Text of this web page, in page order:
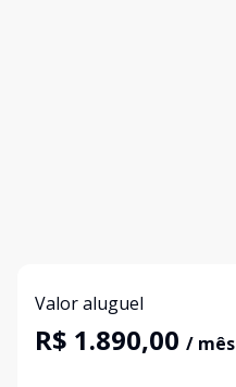
Valor aluguel
R$ 1.890,00 / mês